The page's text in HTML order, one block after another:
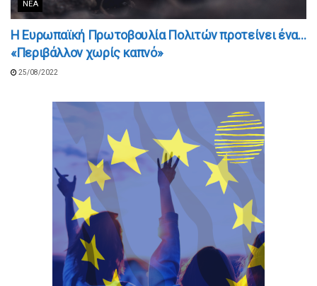
ΝΈΑ
Η Ευρωπαϊκή Πρωτοβουλία Πολιτών προτείνει ένα…
«Περιβάλλον χωρίς καπνό»
25/08/2022